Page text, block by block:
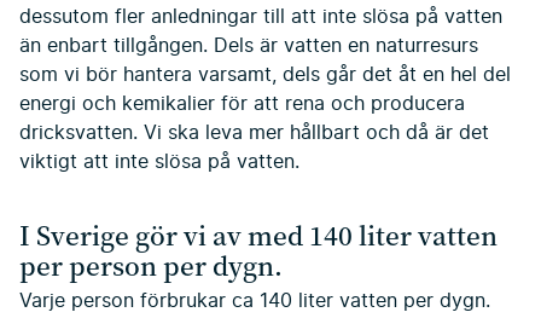
dessutom fler anledningar till att inte slösa på vatten
än enbart tillgången. Dels är vatten en naturresurs
som vi bör hantera varsamt, dels går det åt en hel del
energi och kemikalier för att rena och producera
dricksvatten. Vi ska leva mer hållbart och då är det
viktigt att inte slösa på vatten.
I Sverige gör vi av med 140 liter vatten
per person per dygn.
Varje person förbrukar ca 140 liter vatten per dygn.